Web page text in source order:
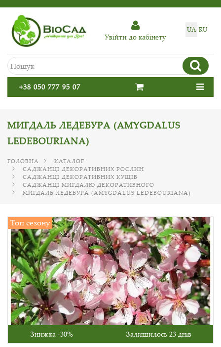
UA RU
Увiйти до кабiнету
+38 050 777 95 07
МИГДАЛЬ ЛЕДЕБУРА (AMYGDALUS
LEDEBOURIANA)
ГОЛОВНА
КАТАЛОГ
САДЖАНЦІ ДЕКОРАТИВНИХ РОСЛИН
САДЖАНЦІ ДЕКОРАТИВНИХ КУЩІВ
САДЖАНЦІ МИГДАЛЮ ДЕКОРАТИВНОГО
МИГДАЛЬ ЛЕДЕБУРА (AMYGDALUS LEDEBOURIANA)
Топ сезону
Знижка -30% Залишилось 23 днів